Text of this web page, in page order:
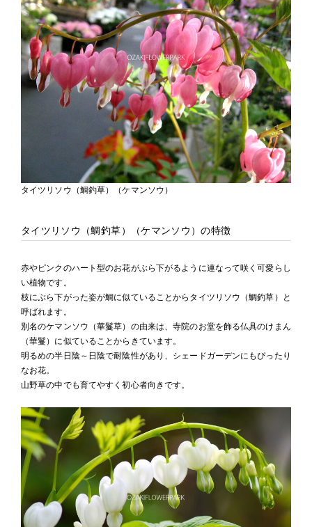
タイツリソウ（鯛釣草）（ケマンソウ）
タイツリソウ（鯛釣草）（ケマンソウ）の特徴
赤やピンクのハート型のお花がぶら下がるように連なって咲く可愛らし
い植物です。
枝にぶら下がった姿が鯛に似ていることからタイツリソウ（鯛釣草）と
呼ばれます。
別名のケマンソウ（華鬘草）の由来は、寺院のお堂を飾る仏具のけまん
（華鬘）に似ていることからきています。
明るめの半日陰～日陰で耐陰性があり、シェードガーデンにもぴったり
なお花。
山野草の中でも育てやすく初心者向きです。